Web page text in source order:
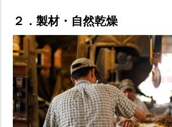
２．製材・自然乾燥